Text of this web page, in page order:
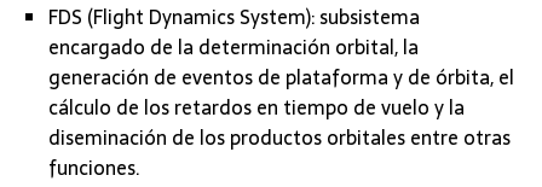
FDS (Flight Dynamics System): subsistema
encargado de la determinación orbital, la
generación de eventos de plataforma y de órbita, el
cálculo de los retardos en tiempo de vuelo y la
diseminación de los productos orbitales entre otras
funciones.